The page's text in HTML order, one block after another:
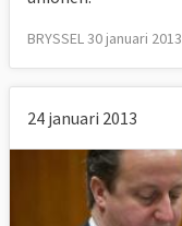
BRYSSEL 30 januari 2013
24 januari 2013